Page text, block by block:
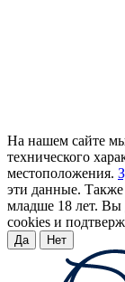
На нашем сайте
технического
местоположения.
эти данные.
младше 18 лет. Вы
cookies и
Да Нет